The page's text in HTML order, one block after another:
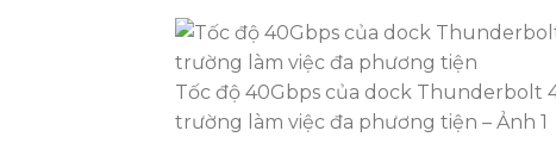
Tốc độ 40Gbps của dock Thunderbolt
trường làm việc đa phương tiện – Ảnh 1